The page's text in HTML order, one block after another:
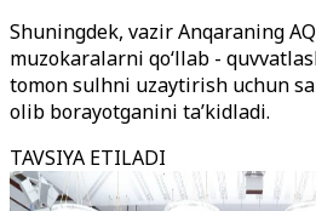
Shuningdek, vazir Anqaraning
muzokaralarni qo‘llab -
tomon sulhni uzaytirish uchun
olib borayotganini ta’kidladi.
TAVSIYA ETILADI